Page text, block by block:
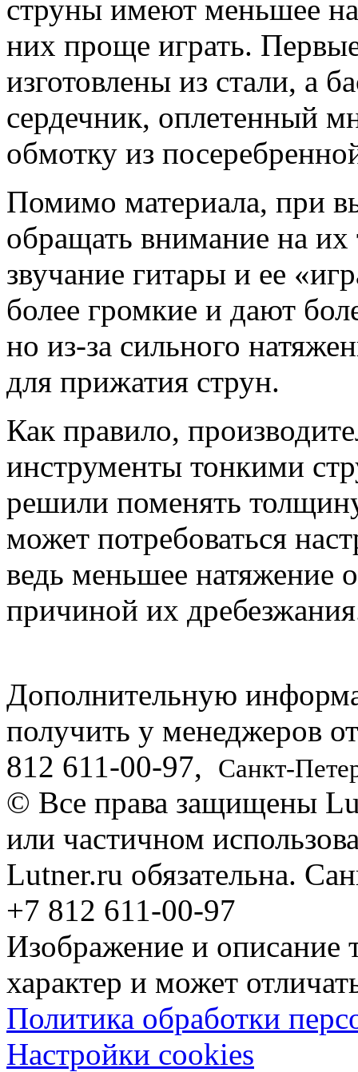
струны имеют меньшее
них проще играть.
изготовлены из стали, а
сердечник, оплетенный
обмотку из
Помимо материала, при
обращать внимание на их
звучание гитары и ее
более громкие и дают
но из-за сильного
для прижатия струн.
Как правило,
инструменты тонкими
решили поменять
может потребоваться
ведь меньшее натяжение
причиной их
Дополнительную
получить у менеджеров
812 611-00-97, Санкт-
© Все права защищены
или частичном
Lutner.ru обязательна.
+7 812 611-00-97
Изображение и описание
характер и может
Политика обработки
Настройки cookies